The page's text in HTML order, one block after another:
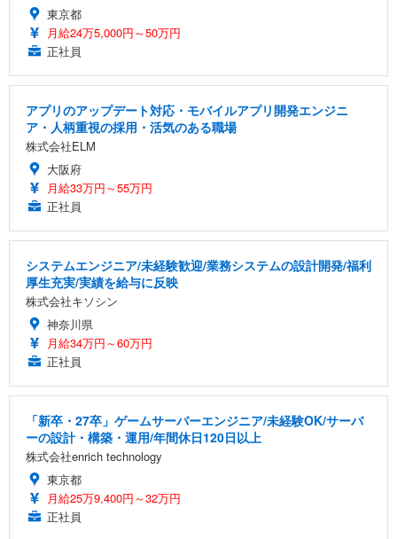
東京都
月給24万5,000円～50万円
正社員
アプリのアップデート対応・モバイルアプリ開発エンジニ
ア・人柄重視の採用・活気のある職場
株式会社ELM
大阪府
月給33万円～55万円
正社員
システムエンジニア/未経験歓迎/業務システムの設計開発/福利
厚生充実/実績を給与に反映
株式会社キソシン
神奈川県
月給34万円～60万円
正社員
「新卒・27卒」ゲームサーバーエンジニア/未経験OK/サーバ
ーの設計・構築・運用/年間休日120日以上
株式会社enrich technology
東京都
月給25万9,400円～32万円
正社員